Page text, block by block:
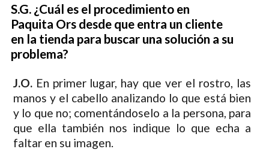
S.G. ¿Cuál es el procedimiento en
Paquita Ors desde que entra un cliente
en la tienda para buscar una solución a su
problema?
J.O.En primer lugar, hay que ver el rostro, las
manos y el cabello analizando lo que está bien
y lo que no; comentándoselo a la persona, para
que ella también nos indique lo que echa a
faltar en su imagen.